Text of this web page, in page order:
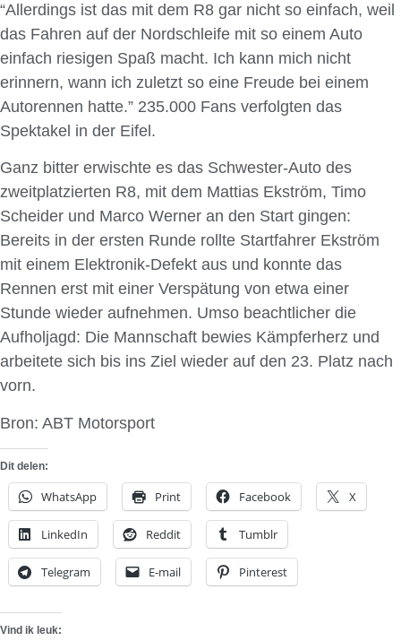
“Allerdings ist das mit dem R8 gar nicht so einfach, weil
das Fahren auf der Nordschleife mit so einem Auto
einfach riesigen Spaß macht. Ich kann mich nicht
erinnern, wann ich zuletzt so eine Freude bei einem
Autorennen hatte.” 235.000 Fans verfolgten das
Spektakel in der Eifel.
Ganz bitter erwischte es das Schwester-Auto des
zweitplatzierten R8, mit dem Mattias Ekström, Timo
Scheider und Marco Werner an den Start gingen:
Bereits in der ersten Runde rollte Startfahrer Ekström
mit einem Elektronik-Defekt aus und konnte das
Rennen erst mit einer Verspätung von etwa einer
Stunde wieder aufnehmen. Umso beachtlicher die
Aufholjagd: Die Mannschaft bewies Kämpferherz und
arbeitete sich bis ins Ziel wieder auf den 23. Platz nach
vorn.
Bron: ABT Motorsport
Dit delen:
WhatsApp Print Facebook X
LinkedIn Reddit Tumblr
Telegram E-mail Pinterest
Vind ik leuk: